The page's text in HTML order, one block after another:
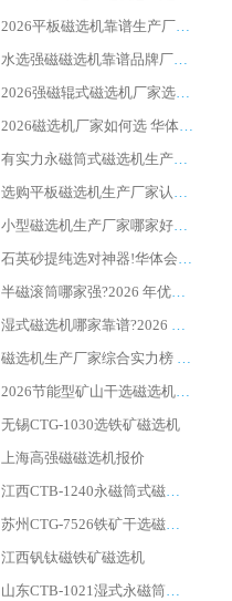
2026平板磁选机靠谱生产厂家怎么选?行业标杆华体会手机网页版-华体会(中国) ，凭硬实力脱颖而出
水选强磁磁选机靠谱品牌厂家推荐：华体会手机网页版-华体会(中国) ，技术实力与口碑双在线
2026强磁辊式磁选机厂家选购技巧_认准华体会手机网页版-华体会(中国) 生产厂家
2026磁选机厂家如何选 华体会手机网页版-华体会(中国) 生产厂家14年行业经验支招
有实力永磁筒式磁选机生产厂家优质设备推荐榜｜华体会手机网页版-华体会(中国) 领衔
选购平板磁选机生产厂家认准华体会手机网页版-华体会(中国) 老牌生产厂家收获众多回头客
小型磁选机生产厂家哪家好?2026 年实测推荐，华体会手机网页版-华体会(中国) 十年口碑厂值得闭眼入
石英砂提纯选对神器!华体会手机网页版-华体会(中国) 强磁辊式磁选机价格优势全解析(2026 实测)
半磁滚筒哪家强?2026 年优质厂家推荐，华体会手机网页版-华体会(中国) 为什么能领跑行业
湿式磁选机哪家靠谱?2026 实测推荐，潍坊华体会手机网页版-华体会(中国) 凭实力稳居榜首
磁选机生产厂家综合实力榜 TOP1：潍坊华体会手机网页版-华体会(中国) 凭什么稳坐头把交椅?
2026节能型矿山干选磁选机：无水高效选矿的核心装备
无锡CTG-1030选铁矿磁选机
上海高强磁磁选机报价
江西CTB-1240永磁筒式磁选机厂家
苏州CTG-7526铁矿干选磁选机
江西钒钛磁铁矿磁选机
山东CTB-1021湿式永磁筒式磁选机